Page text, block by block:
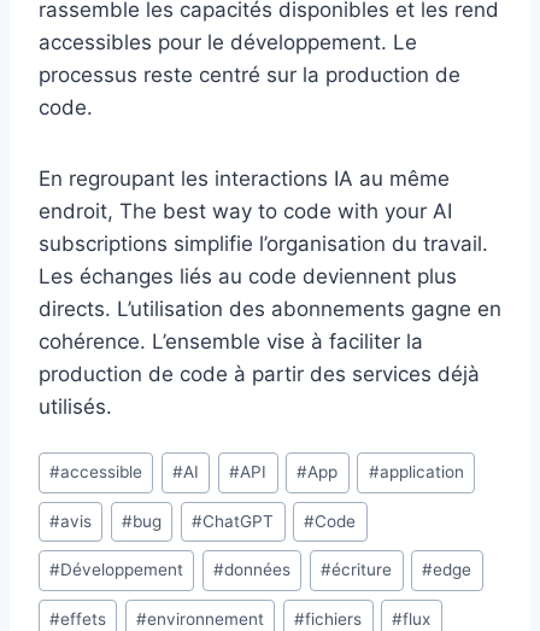
rassemble les capacités disponibles et les rend
accessibles pour le développement. Le
processus reste centré sur la production de
code.
En regroupant les interactions IA au même
endroit, The best way to code with your AI
subscriptions simplifie l’organisation du travail.
Les échanges liés au code deviennent plus
directs. L’utilisation des abonnements gagne en
cohérence. L’ensemble vise à faciliter la
production de code à partir des services déjà
utilisés.
Étiquettes
de
la
publication :
#accessible #AI #API #App #application
#avis #bug #ChatGPT #Code
#Développement #données #écriture #edge
#effets #environnement #fichiers #flux